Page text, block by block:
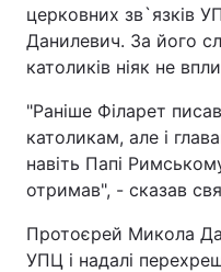
церковних зв`язків
Данилевич. За його
католиків ніяк не
"Раніше Філарет
католикам, але і
навіть Папі
отримав", - сказав
Протоєрей Микола
УПЦ і надалі